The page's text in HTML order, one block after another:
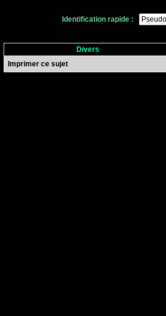
Identification rapide :
Divers
Imprimer ce sujet